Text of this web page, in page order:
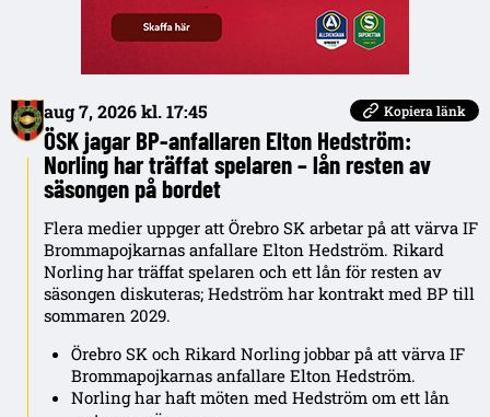
aug 7, 2026 kl. 17:45 Kopiera länk
ÖSK jagar BP-anfallaren Elton Hedström:
Norling har träffat spelaren – lån resten av
säsongen på bordet
Flera medier uppger att Örebro SK arbetar på att värva IF
Brommapojkarnas anfallare Elton Hedström. Rikard
Norling har träffat spelaren och ett lån för resten av
säsongen diskuteras; Hedström har kontrakt med BP till
sommaren 2029.
Örebro SK och Rikard Norling jobbar på att värva IF
Brommapojkarnas anfallare Elton Hedström.
Norling har haft möten med Hedström om ett lån